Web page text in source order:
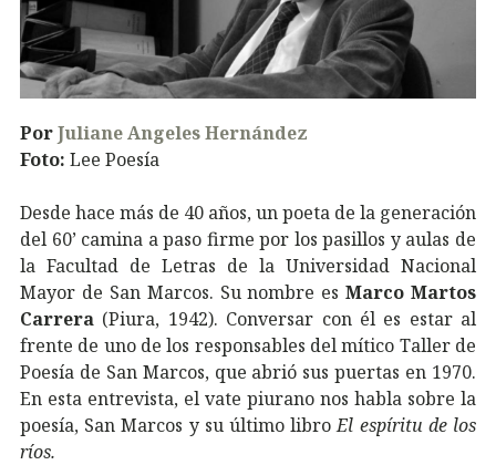
PorJuliane Angeles Hernández
Foto: Lee Poesía
Desde hace más de 40 años, un poeta de la generación
del 60’ camina a paso firme por los pasillos y aulas de
la Facultad de Letras de la Universidad Nacional
Mayor de San Marcos. Su nombre esMarco Martos
Carrera (Piura, 1942). Conversar con él es estar al
frente de uno de los responsables del mítico Taller de
Poesía de San Marcos, que abrió sus puertas en 1970.
En esta entrevista, el vate piurano nos habla sobre la
poesía, San Marcos y su último libroEl espíritu de los
ríos.